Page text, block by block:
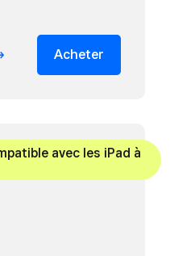
Acheter
avec les iPad à